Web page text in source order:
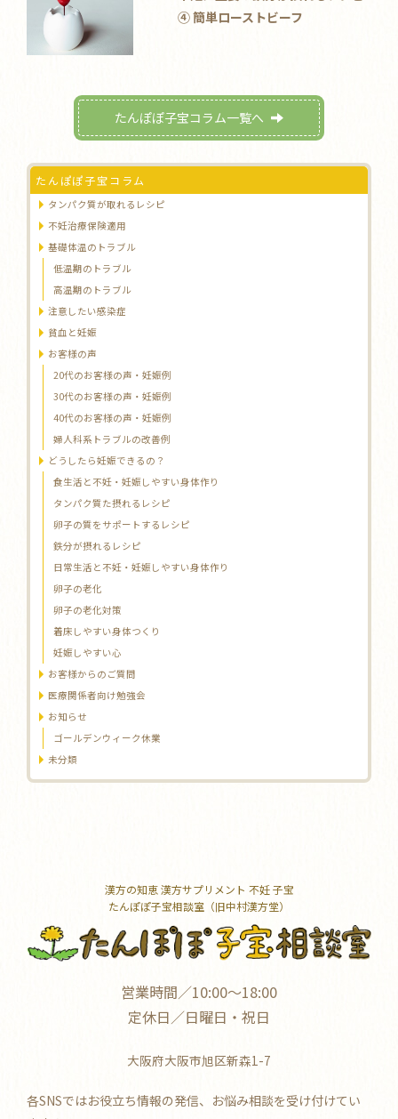
④ 簡単ローストビーフ
たんぽぽ子宝コラム一覧へ
たんぽぽ子宝コラム
タンパク質が取れるレシピ
不妊治療保険適用
基礎体温のトラブル
低温期のトラブル
高温期のトラブル
注意したい感染症
貧血と妊娠
お客様の声
20代のお客様の声・妊娠例
30代のお客様の声・妊娠例
40代のお客様の声・妊娠例
婦人科系トラブルの改善例
どうしたら妊娠できるの？
食生活と不妊・妊娠しやすい身体作り
タンパク質た摂れるレシピ
卵子の質をサポートするレシピ
鉄分が摂れるレシピ
日常生活と不妊・妊娠しやすい身体作り
卵子の老化
卵子の老化対策
着床しやすい身体つくり
妊娠しやすい心
お客様からのご質問
医療関係者向け勉強会
お知らせ
ゴールデンウィーク休業
未分類
漢方の知恵 漢方サプリメント 不妊 子宝
たんぽぽ子宝相談室（旧中村漢方堂）
営業時間／10:00～18:00
定休日／日曜日・祝日
大阪府大阪市旭区新森1-7
各SNSではお役立ち情報の発信、お悩み相談を受け付けてい